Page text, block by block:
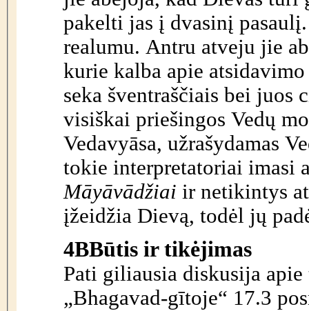
pakelti jas į dvasinį
realumu. Antru atveju jie
kurie kalba apie
seka šventraščiais bei
visiškai priešingos Vedų
Vedavyāsa, užrašydamas
tokie interpretatoriai imasi
Māyāvādžiai ir netikintys
įžeidžia Dievą, todėl jų
4BBūtis ir tikėjimas
Pati giliausia diskusija
„Bhagavad-gītoje“ 17.3